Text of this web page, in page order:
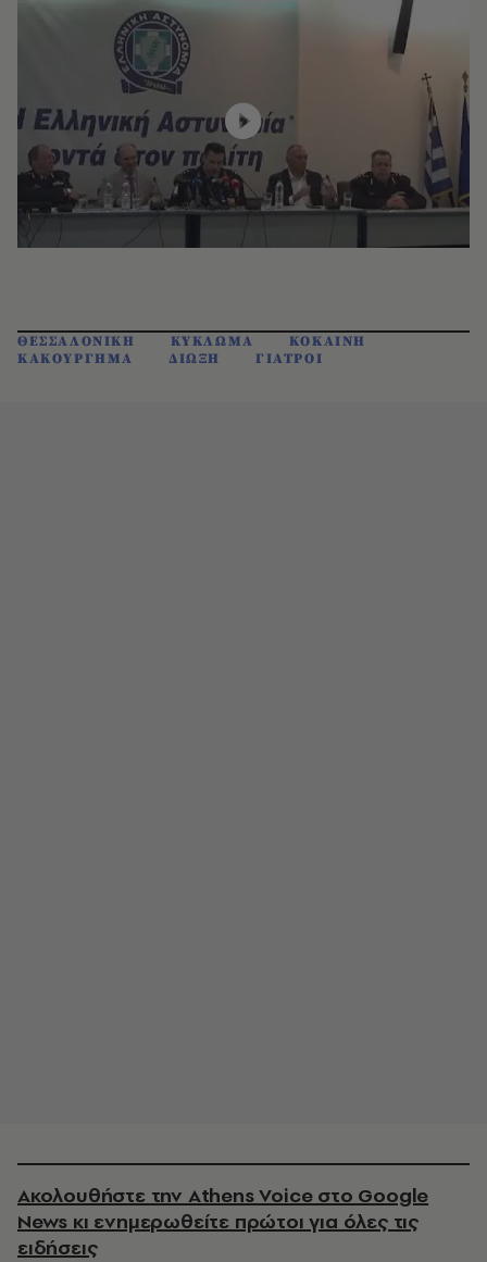
ΘΕΣΣΑΛΟΝΙΚΗ ΚΥΚΛΩΜΑ
ΚΟΚΑΙΝΗ
ΚΑΚΟΥΡΓΗΜΑ
ΔΙΩΞΗ ΓΙΑΤΡΟΙ
Ακολουθήστε την Athens Voice στο Google
News κι ενημερωθείτε πρώτοι για όλες τις
ειδήσεις